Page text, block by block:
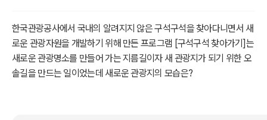
한국관광공사에서 국내의 알려지지 않은 구석구석을 찾아다니면서 새
로운 관광자원을 개발하기 위해 만든 프로그램 [구석구석 찾아가기]는
새로운 관광명소를 만들어 가는 지름길이자 새 관광지가 되기 위한 오
솔길을 만드는 일이었는데 새로운 관광지의 모습은?